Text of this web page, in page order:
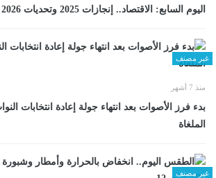
اليوم السابع: الاقتصاد.. إنجازات 2025 وتحديات 2026
غير مصنف
منذ 7 أشهر
الملغاة
غير مصنف